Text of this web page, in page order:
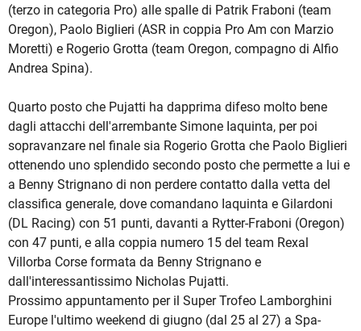
(terzo in categoria Pro) alle spalle di Patrik Fraboni (team
Oregon), Paolo Biglieri (ASR in coppia Pro Am con Marzio
Moretti) e Rogerio Grotta (team Oregon, compagno di Alfio
Andrea Spina).
Quarto posto che Pujatti ha dapprima difeso molto bene
dagli attacchi dell'arrembante Simone Iaquinta, per poi
sopravanzare nel finale sia Rogerio Grotta che Paolo Biglieri
ottenendo uno splendido secondo posto che permette a lui e
a Benny Strignano di non perdere contatto dalla vetta del
classifica generale, dove comandano Iaquinta e Gilardoni
(DL Racing) con 51 punti, davanti a Rytter-Fraboni (Oregon)
con 47 punti, e alla coppia numero 15 del team Rexal
Villorba Corse formata da Benny Strignano e
dall'interessantissimo Nicholas Pujatti.
Prossimo appuntamento per il Super Trofeo Lamborghini
Europe l'ultimo weekend di giugno (dal 25 al 27) a Spa-